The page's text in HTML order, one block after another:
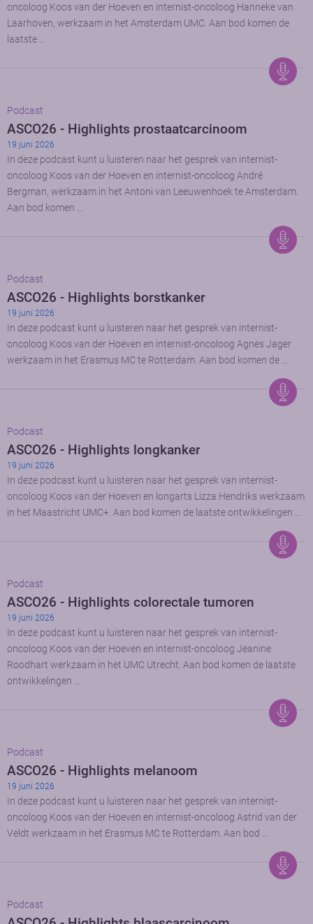
oncoloog Koos van der Hoeven en internist-oncoloog Hanneke van
Laarhoven, werkzaam in het Amsterdam UMC. Aan bod komen de
laatste …
Podcast
ASCO26 - Highlights prostaatcarcinoom
19 juni 2026
In deze podcast kunt u luisteren naar het gesprek van internist-
oncoloog Koos van der Hoeven en internist-oncoloog André
Bergman, werkzaam in het Antoni van Leeuwenhoek te Amsterdam.
Aan bod komen …
Podcast
ASCO26 - Highlights borstkanker
19 juni 2026
In deze podcast kunt u luisteren naar het gesprek van internist-
oncoloog Koos van der Hoeven en internist-oncoloog Agnes Jager
werkzaam in het Erasmus MC te Rotterdam. Aan bod komen de …
Podcast
ASCO26 - Highlights longkanker
19 juni 2026
In deze podcast kunt u luisteren naar het gesprek van internist-
oncoloog Koos van der Hoeven en longarts Lizza Hendriks werkzaam
in het Maastricht UMC+. Aan bod komen de laatste ontwikkelingen …
Podcast
ASCO26 - Highlights colorectale tumoren
19 juni 2026
In deze podcast kunt u luisteren naar het gesprek van internist-
oncoloog Koos van der Hoeven en internist-oncoloog Jeanine
Roodhart werkzaam in het UMC Utrecht. Aan bod komen de laatste
ontwikkelingen …
Podcast
ASCO26 - Highlights melanoom
19 juni 2026
In deze podcast kunt u luisteren naar het gesprek van internist-
oncoloog Koos van der Hoeven en internist-oncoloog Astrid van der
Veldt werkzaam in het Erasmus MC te Rotterdam. Aan bod …
Podcast